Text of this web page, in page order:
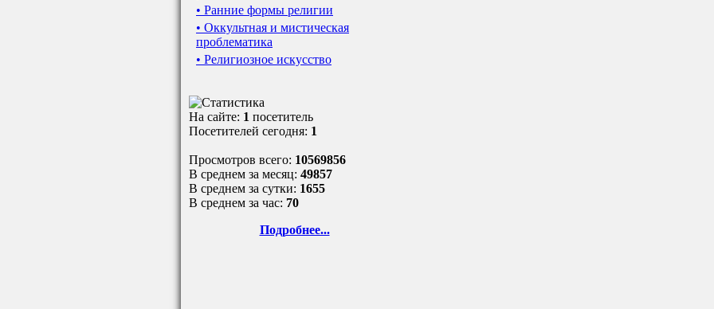
• Ранние формы религии
• Оккультная и мистическая
проблематика
• Религиозное искусство
На сайте: 1 посетитель
Посетителей сегодня: 1
Просмотров всего: 10569856
В среднем за месяц: 49857
В среднем за сутки: 1655
В среднем за час: 70
Подробнее...